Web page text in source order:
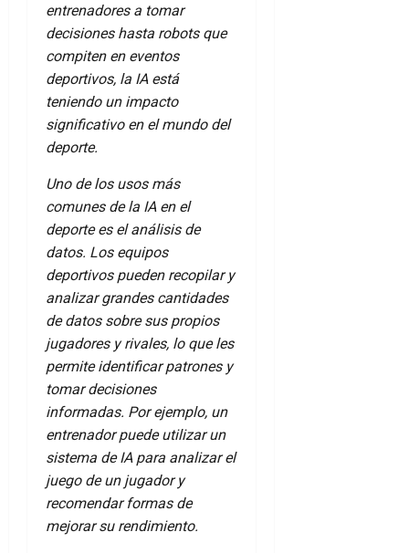
entrenadores a tomar
decisiones hasta robots que
compiten en eventos
deportivos, la IA está
teniendo un impacto
significativo en el mundo del
deporte.
Uno de los usos más
comunes de la IA en el
deporte es el análisis de
datos. Los equipos
deportivos pueden recopilar y
analizar grandes cantidades
de datos sobre sus propios
jugadores y rivales, lo que les
permite identificar patrones y
tomar decisiones
informadas. Por ejemplo, un
entrenador puede utilizar un
sistema de IA para analizar el
juego de un jugador y
recomendar formas de
mejorar su rendimiento.